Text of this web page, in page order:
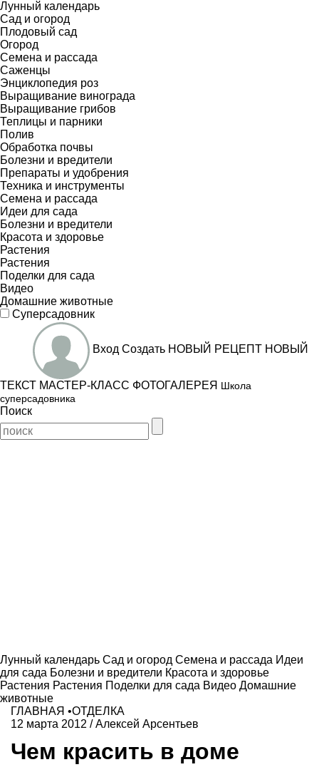
Лунный календарь
Сад и огород
Плодовый сад
Огород
Семена и рассада
Саженцы
Энциклопедия роз
Выращивание винограда
Выращивание грибов
Теплицы и парники
Полив
Обработка почвы
Болезни и вредители
Препараты и удобрения
Техника и инструменты
Семена и рассада
Идеи для сада
Болезни и вредители
Красота и здоровье
Растения
Растения
Поделки для сада
Видео
Домашние животные
Суперсадовник
Вход Создать НОВЫЙ РЕЦЕПТ НОВЫЙ
ТЕКСТ МАСТЕР-КЛАСС ФОТОГАЛЕРЕЯ Школа
суперсадовника
Поиск
Лунный календарь Сад и огород Семена и рассада Идеи
для сада Болезни и вредители Красота и здоровье
Растения Растения Поделки для сада Видео Домашние
животные
ГЛАВНАЯ •ОТДЕЛКА
12 марта 2012 /Алексей Арсентьев
Чем красить в доме